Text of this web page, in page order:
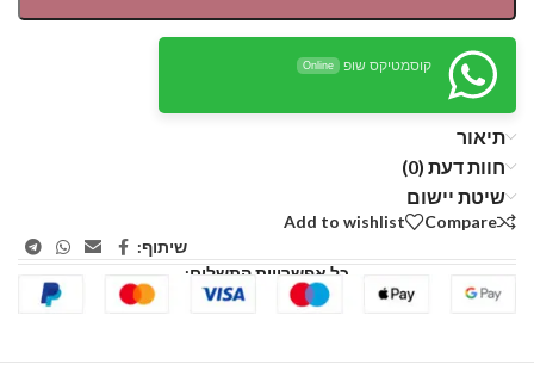
קוסמטיקס שופ Online
תיאור
חוות דעת (0)
שיטת יישום
Compare
Add to wishlist
שיתוף:
כל אפשרויות התשלום: